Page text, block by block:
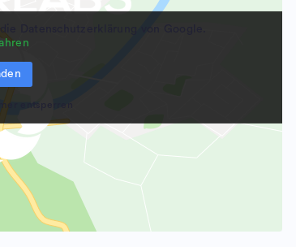
Datenschutzerklärung von Google.
entsperren